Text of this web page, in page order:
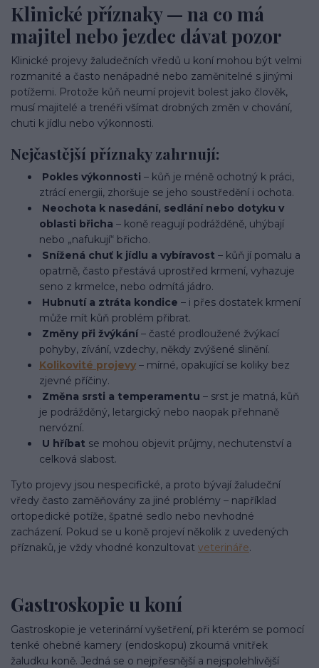
Klinické příznaky — na co má
majitel nebo jezdec dávat pozor
Klinické projevy žaludečních vředů u koní mohou být velmi
rozmanité a často nenápadné nebo zaměnitelné s jinými
potížemi. Protože kůň neumí projevit bolest jako člověk,
musí majitelé a trenéři všímat drobných změn v chování,
chuti k jídlu nebo výkonnosti.
Nejčastější příznaky zahrnují:
Pokles výkonnosti – kůň je méně ochotný k práci,
ztrácí energii, zhoršuje se jeho soustředění i ochota.
Neochota k nasedání, sedlání nebo dotyku v
oblasti břicha – koně reagují podrážděně, uhýbají
nebo „nafukují“ břicho.
Snížená chuť k jídlu a vybíravost – kůň jí pomalu a
opatrně, často přestává uprostřed krmení, vyhazuje
seno z krmelce, nebo odmítá jádro.
Hubnutí a ztráta kondice – i přes dostatek krmení
může mít kůň problém přibrat.
Změny při žvýkání– časté prodloužené žvýkací
pohyby, zívání, vzdechy, někdy zvýšené slinění.
Kolikovité projevy – mírné, opakující se koliky bez
zjevné příčiny.
Změna srsti a temperamentu – srst je matná, kůň
je podrážděný, letargický nebo naopak přehnaně
nervózní.
U hříbat se mohou objevit průjmy, nechutenství a
celková slabost.
Tyto projevy jsou nespecifické, a proto bývají žaludeční
vředy často zaměňovány za jiné problémy – například
ortopedické potíže, špatné sedlo nebo nevhodné
zacházení. Pokud se u koně projeví několik z uvedených
příznaků, je vždy vhodné konzultovat veterináře.
Gastroskopie u koní
Gastroskopie je veterinární vyšetření, při kterém se pomocí
tenké ohebné kamery (endoskopu) zkoumá vnitřek
žaludku koně. Jedná se o nejpřesnější a nejspolehlivější